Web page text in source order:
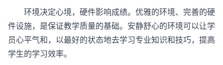
环境决定心境，硬件影响成绩。优雅的环境、完善的硬
件设施，是保证教学质量的基础。安静舒心的环境可以让学
员心平气和，以最好的状态地去学习专业知识和技巧，提高
学生的学习效率。